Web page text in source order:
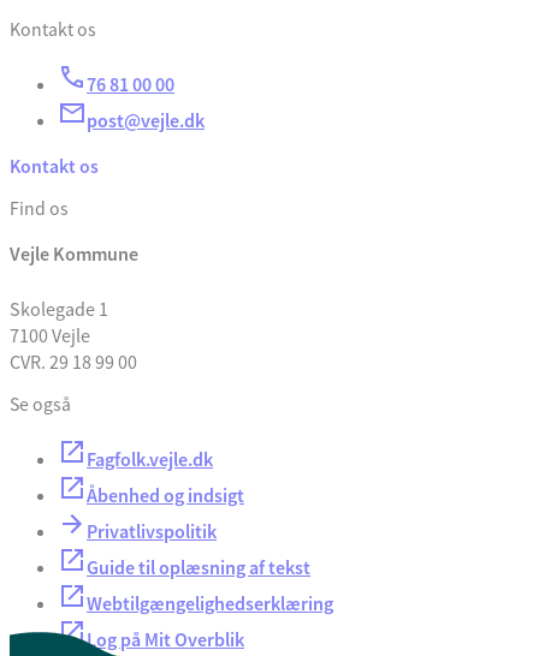
Kontakt os
76 81 00 00
post@vejle.dk
Kontakt os
Find os
Vejle Kommune
Skolegade 1
7100 Vejle
CVR. 29 18 99 00
Se også
Fagfolk.vejle.dk
Åbenhed og indsigt
Privatlivspolitik
Guide til oplæsning af tekst
Webtilgængelighedserklæring
Log på Mit Overblik